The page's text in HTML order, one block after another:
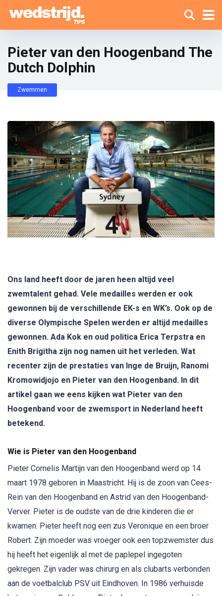
Pieter van den Hoogenband The
Dutch Dolphin
Zwemmen
Ons land heeft door de jaren heen altijd veel
zwemtalent gehad. Vele medailles werden er ook
gewonnen bij de verschillende EK-s en WK’s. Ook op de
diverse Olympische Spelen werden er altijd medailles
gewonnen. Ada Kok en oud politica Erica Terpstra en
Enith Brigitha zijn nog namen uit het verleden. Wat
recenter zijn de prestaties van Inge de Bruijn, Ranomi
Kromowidjojo en Pieter van den Hoogenband. In dit
artikel gaan we eens kijken wat Pieter van den
Hoogenband voor de zwemsport in Nederland heeft
betekend.
Wie is Pieter van den Hoogenband
Pieter Cornelis Martijn van den Hoogenband werd op 14
maart 1978 geboren in Maastricht. Hij is de zoon van Cees-
Rein van den Hoogenband en Astrid van den Hoogenband-
Verver. Pieter is de oudste van de drie kinderen die er
kwamen. Pieter heeft nog een zus Veronique en een broer
Robert. Zijn moeder was vroeger ook een topzwemster dus
hij heeft het eigenlijk al met de paplepel ingegoten
gekregen. Zijn vader was chirurg en als clubarts verbonden
aan de voetbalclub PSV uit Eindhoven. In 1986 verhuisde